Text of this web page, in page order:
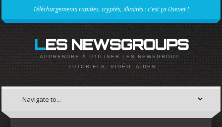
Téléchargements rapides, cryptés, illimités : c'est ça Usenet !
LES NEWSGROUPS
APPRENDRE À UTILISER LES NEWSGROUP :
TUTORIELS, VIDÉO, AIDES